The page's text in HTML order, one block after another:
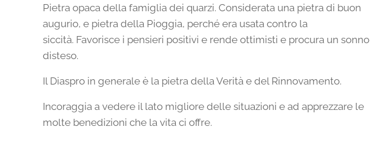
Pietra opaca della famiglia dei quarzi. Considerata una pietra di buon
augurio, e pietra della Pioggia, perché era usata contro la
siccità. Favorisce i pensieri positivi e rende ottimisti e procura un sonno
disteso.
Il Diaspro in generale è la pietra della Verità e del Rinnovamento.
Incoraggia a vedere il lato migliore delle situazioni e ad apprezzare le
molte benedizioni che la vita ci offre.